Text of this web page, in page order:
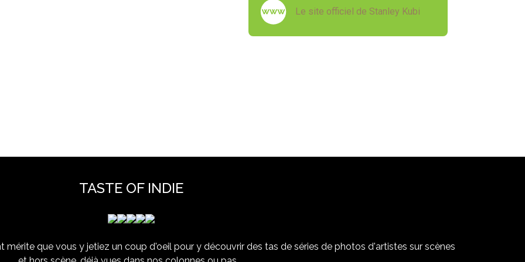
Le site officiel de Stanley Kubi
TASTE OF INDIE
que vous y jetiez un coup d'oeil pour y découvrir des tas de séries de photos d'artistes sur scènes